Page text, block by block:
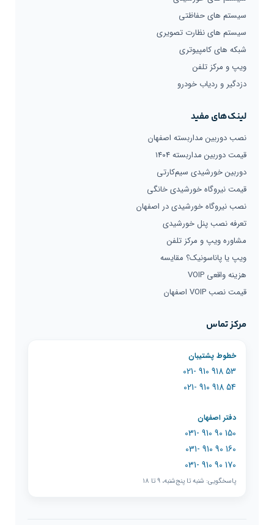
سیستم های حفاظتی
سیستم های نظارت تصویری
شبکه های کامپیوتری
ویپ و مرکز تلفن
دزدگیر و ردیاب خودرو
لینک‌های مفید
نصب دوربین مداربسته اصفهان
قیمت دوربین مداربسته ۱۴۰۴
دوربین خورشیدی سیم‌کارتی
قیمت نیروگاه خورشیدی خانگی
نصب نیروگاه خورشیدی در اصفهان
تعرفه نصب پنل خورشیدی
مشاوره ویپ و مرکز تلفن
ویپ یا پاناسونیک؟ مقایسه
هزینه واقعی VOIP
قیمت نصب VOIP اصفهان
مرکز تماس
خطوط پشتیبان
53 918 910 -021
54 918 910 -021
دفتر اصفهان
150 90 910 -031
160 90 910 -031
170 90 910 -031
پاسخگویی: شنبه تا پنج‌شنبه، ۹ تا ۱۸